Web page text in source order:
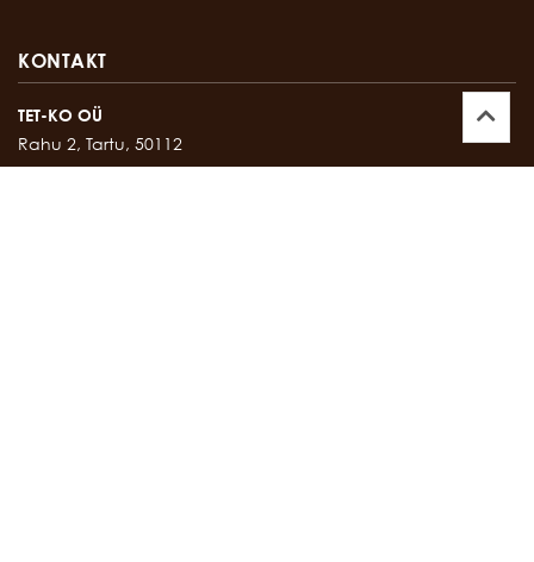
KONTAKT
TET-KO OÜ
Rahu 2, Tartu, 50112
Kontor:747 17 35